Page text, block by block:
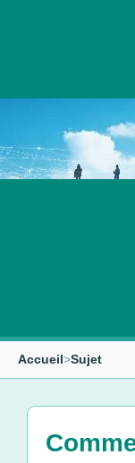
Accueil>Sujet